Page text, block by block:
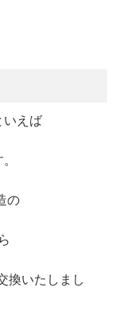
いえば
の
換いたしまし